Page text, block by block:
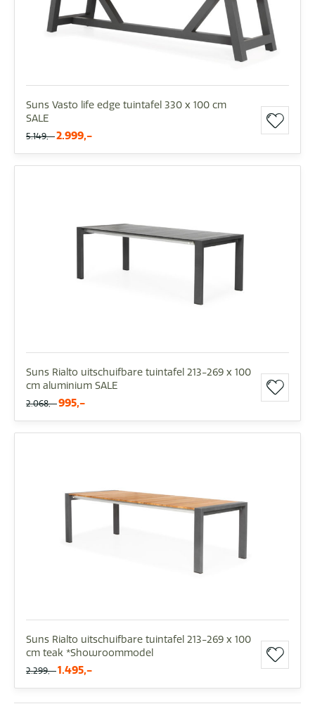
Suns Vasto life edge tuintafel 330 x 100 cm
SALE
5.149,- 2.999,-
Suns Rialto uitschuifbare tuintafel 213-269 x 100
cm aluminium SALE
2.068,- 995,-
Suns Rialto uitschuifbare tuintafel 213-269 x 100
cm teak *Showroommodel
2.299,- 1.495,-